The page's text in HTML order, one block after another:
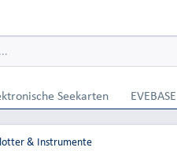
Seekarten EVEBASE
& Instrumente